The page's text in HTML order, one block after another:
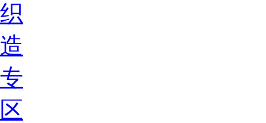
织
造
专
区